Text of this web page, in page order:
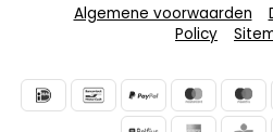
Algemene voorwaarden
Policy